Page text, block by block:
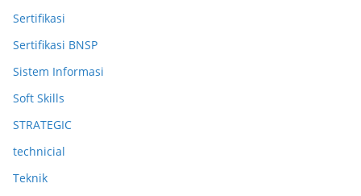
Sertifikasi
Sertifikasi BNSP
Sistem Informasi
Soft Skills
STRATEGIC
technicial
Teknik